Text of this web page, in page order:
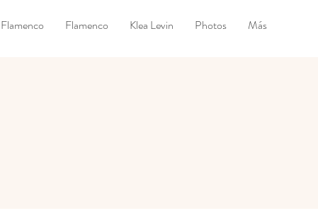
Flamenco Flamenco Klea Levin Photos Más